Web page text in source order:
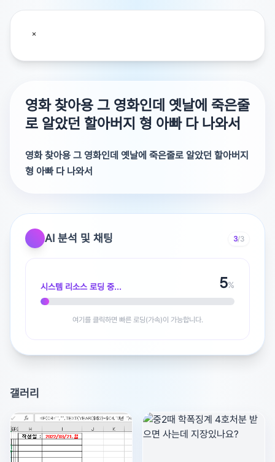
영화 찾아용 그 영화인데 옛날에 죽은줄
로 알았던 할아버지 형 아빠 다 나와서
영화 찾아용 그 영화인데 옛날에 죽은줄로 알았던 할아버지
형 아빠 다 나와서
던거 같고 형이 어릴때 죽어서 마지막에 제일 아끼는걸 주
더니 이거 너 가져 이렇게 끝낫던 영화 제목 모죠ㅠㅠㅠ
AI 분석 및 채팅 3/3
시스템 리소스 로딩 중... 5%
여기를 클릭하면 빠른 로딩(가속)이 가능합니다.
갤러리